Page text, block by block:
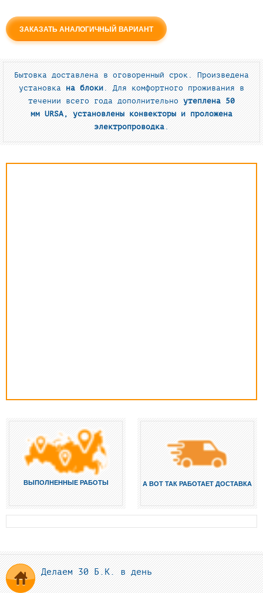
ЗАКАЗАТЬ АНАЛОГИЧНЫЙ ВАРИАНТ
Бытовка доставлена в оговоренный срок. Произведена
установка на блоки . Для комфортного проживания в
течении всего года дополнительно утеплена 50
мм URSA, установлены конвекторы и проложена
электропроводка .
ВЫПОЛНЕННЫЕ РАБОТЫ А ВОТ ТАК РАБОТАЕТ ДОСТАВКА
Делаем 30 Б.К. в день